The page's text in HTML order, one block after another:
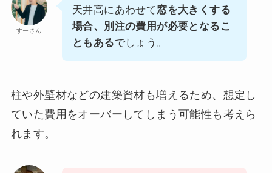
すーさん
天井高にあわせて窓を大きくする
場合、別注の費用が必要となるこ
ともあるでしょう。
柱や外壁材などの建築資材も増えるため、想定し
ていた費用をオーバーしてしまう可能性も考えら
れます。